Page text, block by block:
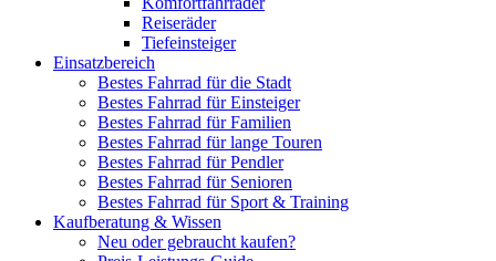
Reiseräder
Tiefeinsteiger
Einsatzbereich
Bestes Fahrrad für die Stadt
Bestes Fahrrad für Einsteiger
Bestes Fahrrad für Familien
Bestes Fahrrad für lange Touren
Bestes Fahrrad für Pendler
Bestes Fahrrad für Senioren
Bestes Fahrrad für Sport & Training
Kaufberatung & Wissen
Neu oder gebraucht kaufen?